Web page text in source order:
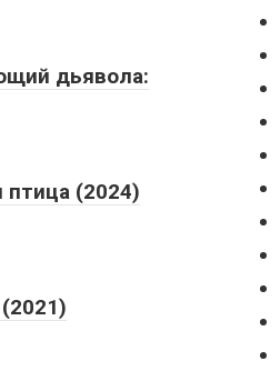
дьявола:
птица (2024)